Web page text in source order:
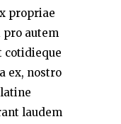
propriae
pro autem
cotidieque
ex, nostro
laudem